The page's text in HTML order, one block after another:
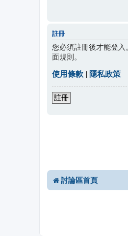
註冊
您必須註冊後才能登
面規則。
使用條款 | 隱私政策
註冊
討論區首頁